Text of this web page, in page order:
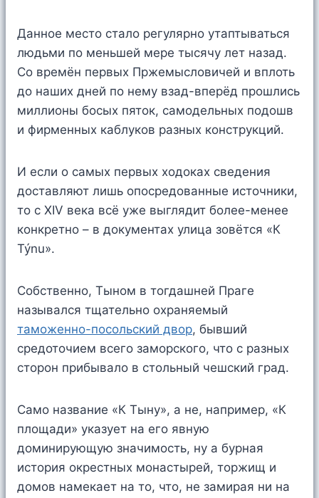
Данное место стало регулярно утаптываться
людьми по меньшей мере тысячу лет назад.
Со времён первых Пржемысловичей и вплоть
до наших дней по нему взад-вперёд прошлись
миллионы босых пяток, самодельных подошв
и фирменных каблуков разных конструкций.
И если о самых первых ходоках сведения
доставляют лишь опосредованные источники,
то с XIV века всё уже выглядит более-менее
конкретно – в документах улица зовётся «К
Týnu».
Собственно, Тыном в тогдашней Праге
назывался тщательно охраняемый
таможенно-посольский двор, бывший
средоточием всего заморского, что с разных
сторон прибывало в стольный чешский град.
Само название «К Тыну», а не, например, «К
площади» указует на его явную
доминирующую значимость, ну а бурная
история окрестных монастырей, торжищ и
домов намекает на то, что, не замирая ни на